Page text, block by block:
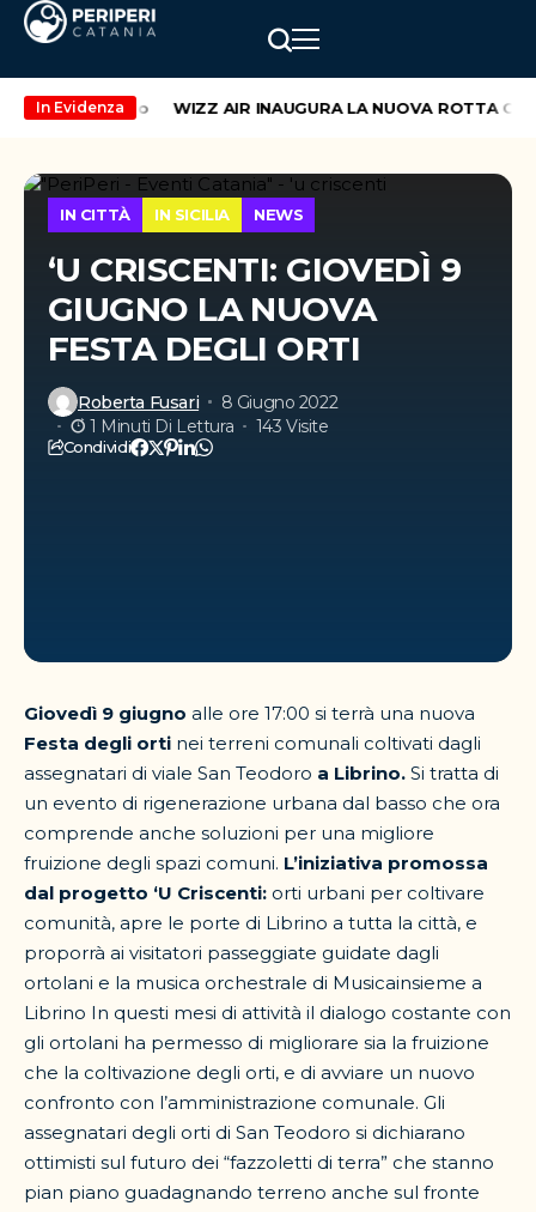
In Evidenza
di maggio WIZZ AIR INAUGURA LA NUOVA ROTTA
IN CITTÀ IN SICILIA NEWS
‘U CRISCENTI: GIOVEDÌ 9
GIUGNO LA NUOVA
FESTA DEGLI ORTI
Roberta Fusari
8 Giugno 2022
1 Minuti Di Lettura
143 Visite
Condividi
Giovedì 9 giugno alle ore 17:00 si terrà una nuova
Festa degli orti nei terreni comunali coltivati dagli
assegnatari di viale San Teodoro a Librino. Si tratta di
un evento di rigenerazione urbana dal basso che ora
comprende anche soluzioni per una migliore
fruizione degli spazi comuni. L’iniziativa promossa
dal progetto ‘U Criscenti: orti urbani per coltivare
comunità, apre le porte di Librino a tutta la città, e
proporrà ai visitatori passeggiate guidate dagli
ortolani e la musica orchestrale di Musicainsieme a
Librino In questi mesi di attività il dialogo costante con
gli ortolani ha permesso di migliorare sia la fruizione
che la coltivazione degli orti, e di avviare un nuovo
confronto con l’amministrazione comunale. Gli
assegnatari degli orti di San Teodoro si dichiarano
ottimisti sul futuro dei “fazzoletti di terra” che stanno
pian piano guadagnando terreno anche sul fronte